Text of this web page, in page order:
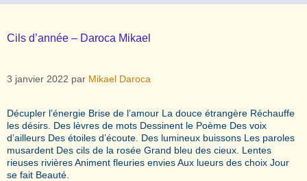
Cils d’année – Daroca Mikael
3 janvier 2022 par Mikael Daroca
Décupler l’énergie Brise de l’amour La douce étrangère Réchauffe
les désirs. Des lèvres de mots Dessinent le Poème Des voix
d’ailleurs Des étoiles d’écoute. Des lumineux buissons Les paroles
musardent Des cils de la rosée Grand bleu des cieux. Lentes
rieuses rivières Animent fleuries envies Aux lueurs des choix Jour
se fait Beauté.